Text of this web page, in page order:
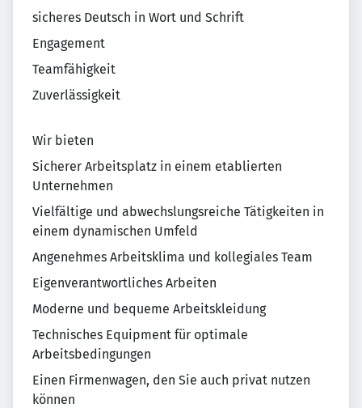
sicheres Deutsch in Wort und Schrift
Engagement
Teamfähigkeit
Zuverlässigkeit
Wir bieten
Sicherer Arbeitsplatz in einem etablierten
Unternehmen
Vielfältige und abwechslungsreiche Tätigkeiten in
einem dynamischen Umfeld
Angenehmes Arbeitsklima und kollegiales Team
Eigenverantwortliches Arbeiten
Moderne und bequeme Arbeitskleidung
Technisches Equipment für optimale
Arbeitsbedingungen
Einen Firmenwagen, den Sie auch privat nutzen
können